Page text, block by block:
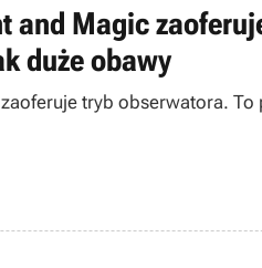
and Magic
duże obawy
tryb obserwatora. To